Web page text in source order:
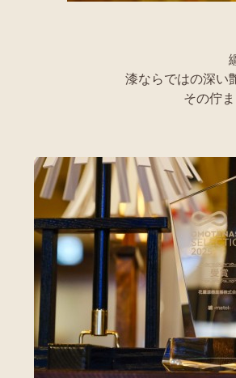
漆ならではの深い
その佇